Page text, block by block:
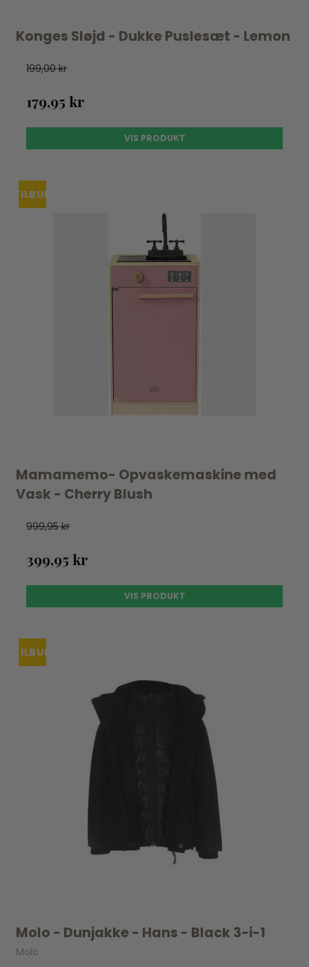
Konges Sløjd - Dukke Puslesæt - Lemon
199,00 kr
179,95 kr
VIS PRODUKT
TILBUD
Mamamemo- Opvaskemaskine med
Vask - Cherry Blush
999,95 kr
399,95 kr
VIS PRODUKT
TILBUD
Molo - Dunjakke - Hans - Black 3-i-1
Molo